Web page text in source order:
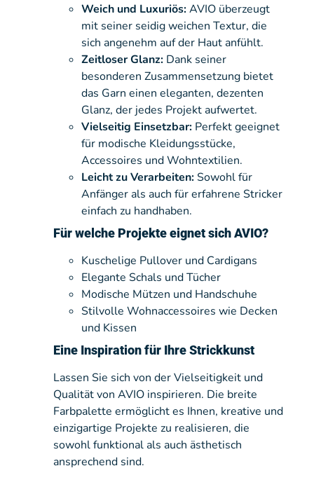
Weich und Luxuriös:AVIO überzeugt
mit seiner seidig weichen Textur, die
sich angenehm auf der Haut anfühlt.
Zeitloser Glanz: Dank seiner
besonderen Zusammensetzung bietet
das Garn einen eleganten, dezenten
Glanz, der jedes Projekt aufwertet.
Vielseitig Einsetzbar: Perfekt geeignet
für modische Kleidungsstücke,
Accessoires und Wohntextilien.
Leicht zu Verarbeiten:Sowohl für
Anfänger als auch für erfahrene Stricker
einfach zu handhaben.
Für welche Projekte eignet sich AVIO?
Kuschelige Pullover und Cardigans
Elegante Schals und Tücher
Modische Mützen und Handschuhe
Stilvolle Wohnaccessoires wie Decken
und Kissen
Eine Inspiration für Ihre Strickkunst
Lassen Sie sich von der Vielseitigkeit und
Qualität von AVIO inspirieren. Die breite
Farbpalette ermöglicht es Ihnen, kreative und
einzigartige Projekte zu realisieren, die
sowohl funktional als auch ästhetisch
ansprechend sind.